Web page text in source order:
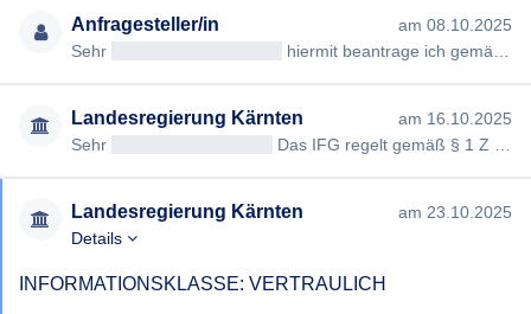
Anfragesteller/in
am 08.10.2025
Sehr
hiermit beantrage ich gemäß § 7ff Informationsfreiheitsgesetz (IFG) die Erteilung fo…
Landesregierung Kärnten
am 16.10.2025
Sehr
Das IFG regelt gemäß § 1 Z 1 die Veröffentlichung von Informationen von allgemeinem I…
Landesregierung Kärnten
am 23.10.2025
Details
INFORMATIONSKLASSE: VERTRAULICH